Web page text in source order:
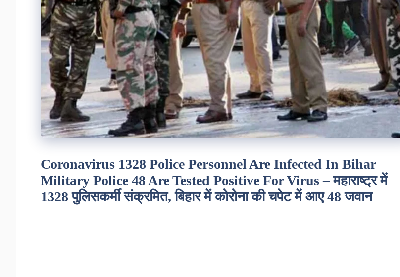
Coronavirus 1328 Police Personnel Are Infected In Bihar
Military Police 48 Are Tested Positive For Virus – महाराष्ट्र में
1328 पुलिसकर्मी संक्रमित, बिहार में कोरोना की चपेट में आए 48 जवान